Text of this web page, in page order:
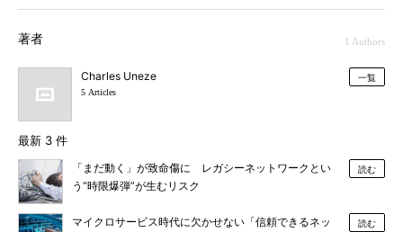
著者 1 Authors
Charles Uneze
5 Articles
一覧
最新 3 件
「まだ動く」が致命傷に レガシーネットワークとい
う“時限爆弾”が生むリスク
読む
マイクロサービス時代に欠かせない「信頼できるネッ
読む